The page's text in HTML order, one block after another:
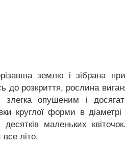
землю і зібрана
до розкриття, рослина
опушеним і
круглої форми в
маленьких
літо.